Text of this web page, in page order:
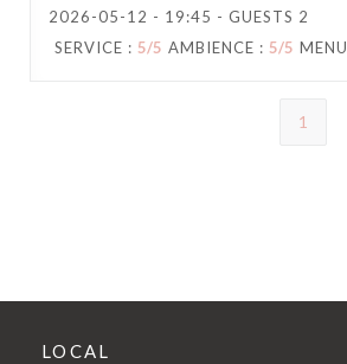
2026-05-12 - 19:45 - GUESTS 2
SERVICE : 5/5 AMBIENCE : 5/5 MENU
1
LOCAL